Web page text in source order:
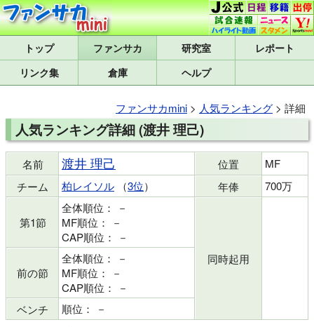
トップ 研究室
レポート
リンク集
倉庫 ヘルプ
ファンサカmini > 人気ランキング > 詳細
人気ランキング詳細 (渡井 理己)
名前 渡井 理己 位置
MF
チーム
柏レイソル （3位） 年俸 700万
第1節
全体順位： －
MF順位： －
CAP順位： －
同時起用
前の節
全体順位： －
MF順位： －
CAP順位： －
ベンチ
順位： －